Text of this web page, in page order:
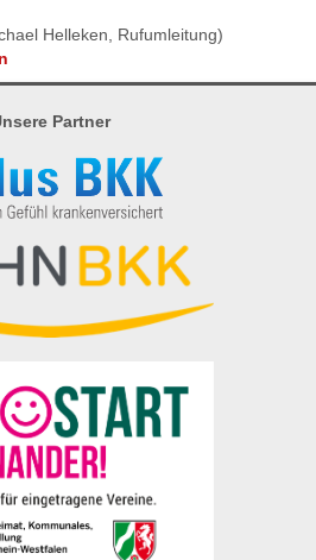
Helleken, Rufumleitung)
Partner